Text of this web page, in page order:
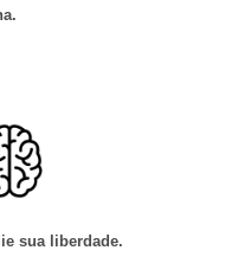
.
sua liberdade.